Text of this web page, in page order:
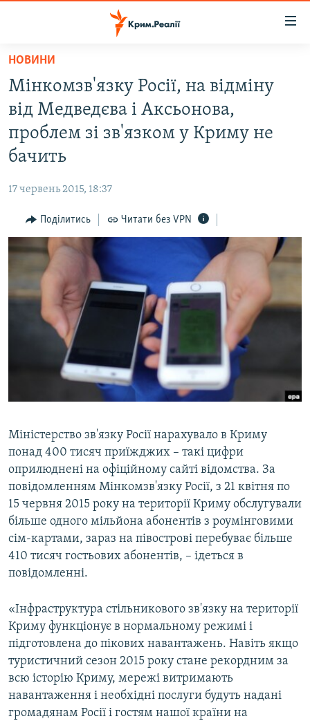
Перейти
основного
матеріалу
Перейти
до
основної
Перейти
пошуку
ВІДЕО ТА ФОТО
ПОЛІТИКА
ПОГЛЯД
ІНТЕРВ'Ю
ВСЕ ЗА ДЕНЬ
СПЕЦПРОЕКТИ
ДЕПОРТАЦІЯ
ВІДЕОУРОКИ «ELIFBE»
СВІДЧЕННЯ ОКУПАЦІЇ
УКРАЇНСЬКА ПРОБЛЕМА КРИМУ
ЯК ОБІЙТИ БЛОКУВАННЯ
Русский
Qırımtatar
Усі сайти RFE/RL
НОВИНИ
Мінкомзв'язку Росії, на відміну
від Медведєва і Аксьонова,
проблем зі зв'язком у Криму не
бачить
17 червень 2015, 18:37
Поділитись Читати без VPN
Міністерство зв'язку Росії нарахувало в Криму
понад 400 тисяч приїжджих – такі цифри
оприлюднені на офіційному сайті відомства. За
повідомленням Мінкомзв'язку Росії, з 21 квітня по
15 червня 2015 року на території Криму обслугували
більше одного мільйона абонентів з роумінговими
сім-картами, зараз на півострові перебуває більше
410 тисяч гостьових абонентів, – ідеться в
повідомленні.
«Інфраструктура стільникового зв'язку на території
Криму функціонує в нормальному режимі і
підготовлена до пікових навантажень. Навіть якщо
туристичний сезон 2015 року стане рекордним за
всю історію Криму, мережі витримають
навантаження і необхідні послуги будуть надані
громадянам Росії і гостям нашої країни на